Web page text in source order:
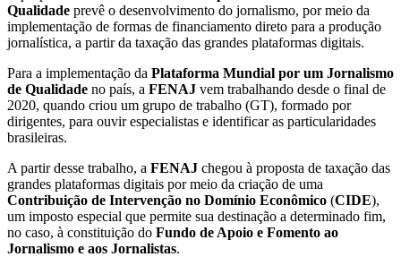
Qualidade prevê o desenvolvimento do jornalismo, por meio da
implementação de formas de financiamento direto para a produção
jornalística, a partir da taxação das grandes plataformas digitais.
Para a implementação da Plataforma Mundial por um Jornalismo
de Qualidade no país, a FENAJ vem trabalhando desde o final de
2020, quando criou um grupo de trabalho (GT), formado por
dirigentes, para ouvir especialistas e identificar as particularidades
brasileiras.
A partir desse trabalho, a FENAJ chegou à proposta de taxação das
grandes plataformas digitais por meio da criação de uma
Contribuição de Intervenção no Domínio Econômico (CIDE),
um imposto especial que permite sua destinação a determinado fim,
no caso, à constituição do Fundo de Apoio e Fomento ao
Jornalismo e aos Jornalistas.